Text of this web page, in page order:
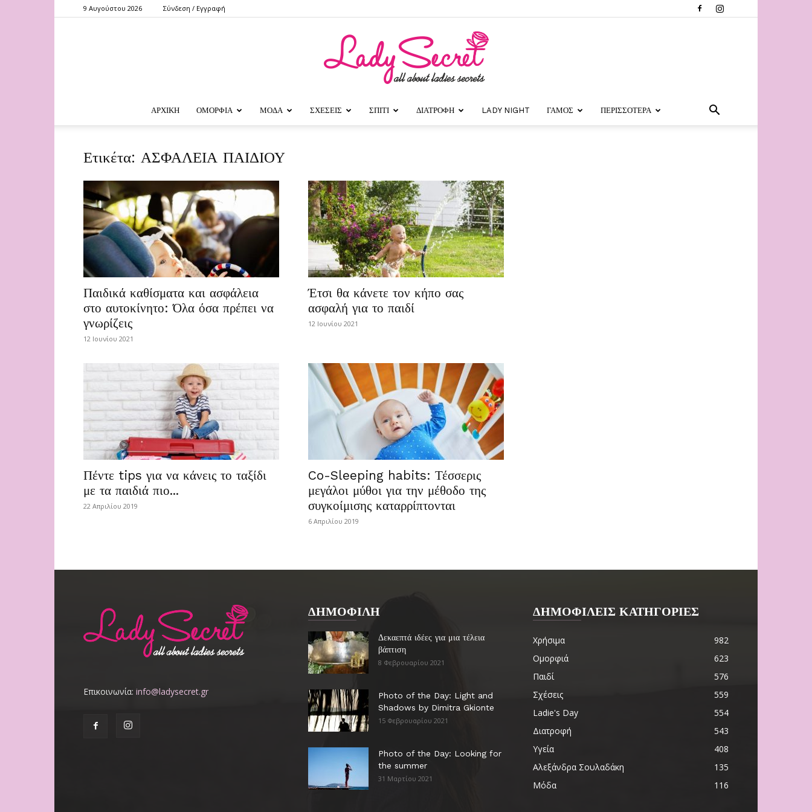
9 Αυγούστου 2026 Σύνδεση / Εγγραφή
Secret
ΑΡΧΙΚΗ ΟΜΟΡΦΙΑ ΜΟΔΑ ΣΧΕΣΕΙΣ ΣΠΙΤΙ ΔΙΑΤΡΟΦΗ LADY NIGHT ΓΑΜΟΣ ΠΕΡΙΣΣΟΤΕΡΑ
Ετικέτα: ΑΣΦΑΛΕΙΑ ΠΑΙΔΙΟΥ
Παιδικά καθίσματα και ασφάλεια
στο αυτοκίνητο: Όλα όσα πρέπει να
γνωρίζεις
12 Ιουνίου 2021
Έτσι θα κάνετε τον κήπο σας
ασφαλή για το παιδί
12 Ιουνίου 2021
Πέντε tips για να κάνεις το ταξίδι
με τα παιδιά πιο...
22 Απριλίου 2019
Co-Sleeping habits: Τέσσερις
μεγάλοι μύθοι για την μέθοδο της
συγκοίμισης καταρρίπτονται
6 Απριλίου 2019
Επικοινωνία: info@ladysecret.gr
ΔΗΜΟΦΙΛΗ
Δεκαεπτά ιδέες για μια τέλεια
βάπτιση
8 Φεβρουαρίου 2021
Photo of the Day: Light and
Shadows by Dimitra Gkionte
15 Φεβρουαρίου 2021
Photo of the Day: Looking for
the summer
31 Μαρτίου 2021
ΔΗΜΟΦΙΛΕΙΣ ΚΑΤΗΓΟΡΙΕΣ
Χρήσιμα
982
Ομορφιά
623
Παιδί
576
Σχέσεις
559
Ladie's Day
554
Διατροφή
543
Υγεία
408
Αλεξάνδρα Σουλαδάκη
135
Μόδα
116